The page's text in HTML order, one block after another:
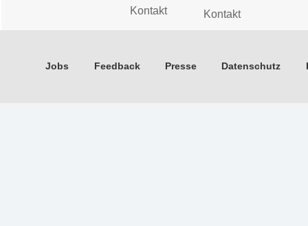
Kontakt
Kontakt
Jobs Feedback Presse Datenschutz